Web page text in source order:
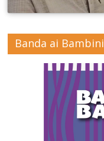
Banda ai Bambini